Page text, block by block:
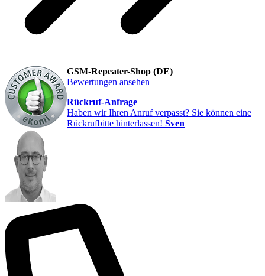
GSM-Repeater-Shop (DE)
Bewertungen ansehen
Rückruf-Anfrage
Haben wir Ihren Anruf verpasst? Sie können eine
Rückrufbitte hinterlassen! Sven